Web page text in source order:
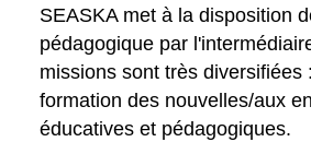
SEASKA met à la disposition
pédagogique par
missions sont très
formation des nouvelles/aux
éducatives et pédagogiques.